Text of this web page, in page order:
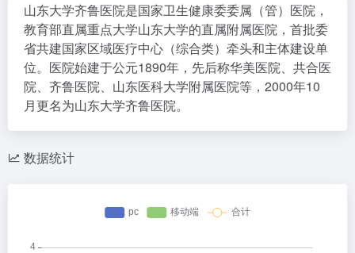
山东大学齐鲁医院是国家卫生健康委委属（管）医院，
教育部直属重点大学山东大学的直属附属医院，首批委
省共建国家区域医疗中心（综合类）牵头和主体建设单
位。医院始建于公元1890年，先后称华美医院、共合医
院、齐鲁医院、山东医科大学附属医院等，2000年10
月更名为山东大学齐鲁医院。
数据统计